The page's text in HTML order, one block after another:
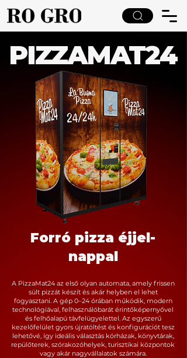
PIZZAMAT24
Forró pizza éjjel-
nappal
A PizzaMat24 az első olyan automata, amely frissen
sült pizzát készít és akár helyben el lehet
fogyasztani. A gép 0–24 órában működik, modern
technológiával, felhasználóbarát érintőképernyővel
és felhőalapú távfelügyelettel. Az egyszerű
kezelőfelület gyors újratöltést és konfigurációt tesz
lehetővé, így ideális választás kórházak, könyvtárak,
repülőterek, szórakozóhelyek, turisztikai központok
vagy akár nagyvállalatok számára.